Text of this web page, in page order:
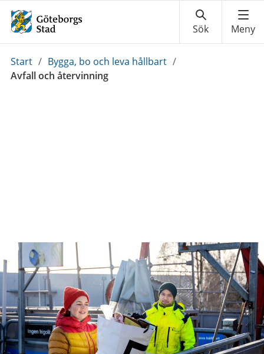
Du
är
Start / Bygga, bo och leva hållbart /
Avfall och återvinning